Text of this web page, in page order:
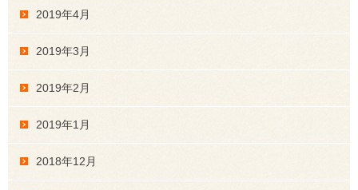
2019年4月
2019年3月
2019年2月
2019年1月
2018年12月